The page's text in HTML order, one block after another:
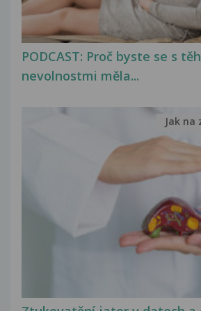
PODCAST: Proč byste se s
nevolnostmi měla...
Jak na